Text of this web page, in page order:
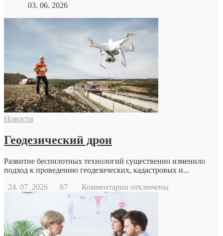
03. 06. 2026
Новости
Геодезический дрон
Развитие беспилотных технологий существенно изменило
подход к проведению геодезических, кадастровых и...
24. 07. 2026
67 Комментарии к
дрон
отключены